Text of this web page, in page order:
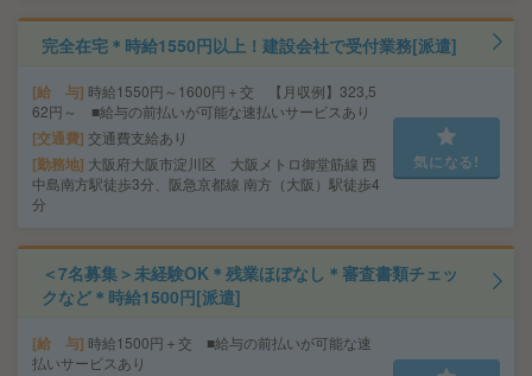
完全在宅＊時給1550円以上！建設会社で受付業務[派遣]
給 与 時給1550円～1600円＋交 【月収例】323,5
62円～ ■給与の前払いが可能な速払いサービスあり
交通費 交通費支給あり
勤務地 大阪府大阪市淀川区 大阪メトロ御堂筋線 西
中島南方駅徒歩3分、阪急京都線 南方（大阪）駅徒歩4
分
気になる!
＜7名募集＞未経験OK＊残業ほぼなし＊審査書類チェッ
クなど＊時給1500円[派遣]
給 与 時給1500円＋交 ■給与の前払いが可能な速
払いサービスあり